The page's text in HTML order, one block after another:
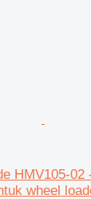
HMV105-
wheel